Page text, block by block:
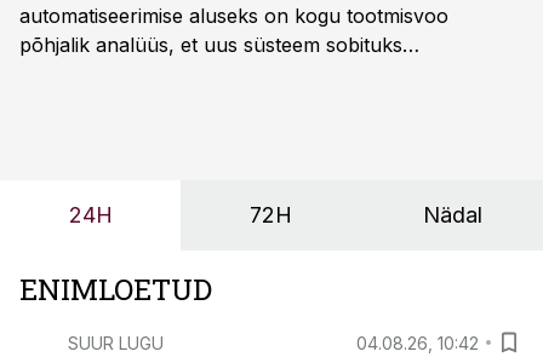
automatiseerimise aluseks on kogu tootmisvoo
põhjalik analüüs, et uus süsteem sobituks
OÜ tegevjuht Sander Mitendorf.
24H 72H Nädal
ENIMLOETUD
SUUR LUGU 04.08.26, 10:42